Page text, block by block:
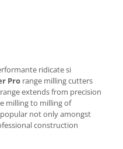
ridicate si
Pro range milling cutters
extends from precision
milling to milling of
not only amongst
construction